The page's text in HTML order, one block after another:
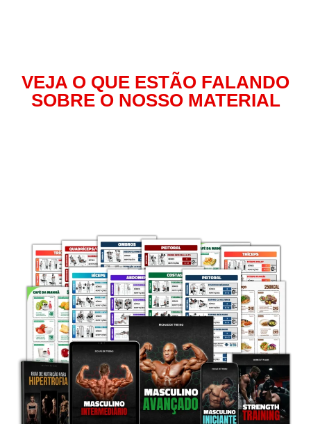
VEJA O QUE ESTÃO FALANDO
SOBRE O NOSSO MATERIAL